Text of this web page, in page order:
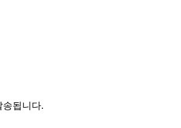
송됩니다.